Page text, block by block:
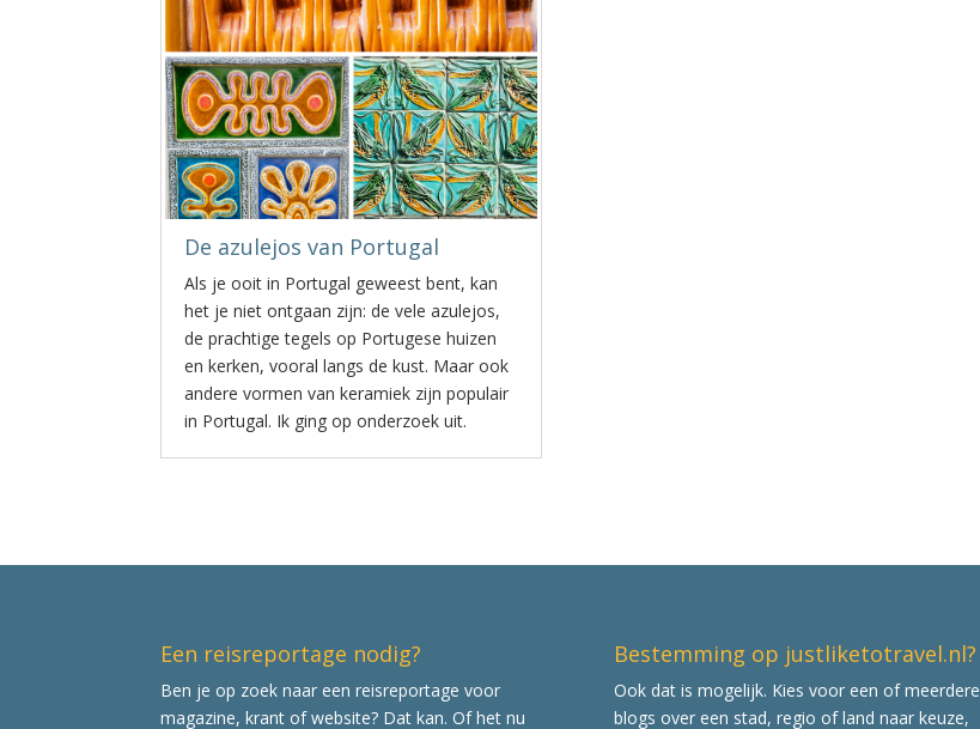
De azulejos van Portugal
Als je ooit in Portugal geweest bent, kan
het je niet ontgaan zijn: de vele azulejos,
de prachtige tegels op Portugese huizen
en kerken, vooral langs de kust. Maar ook
andere vormen van keramiek zijn populair
in Portugal. Ik ging op onderzoek uit.
Een reisreportage nodig?
Ben je op zoek naar een reisreportage voor
magazine, krant of website? Dat kan. Of het nu
Bestemming op justliketotravel.nl?
Ook dat is mogelijk. Kies voor een of meerdere
blogs over een stad, regio of land naar keuze,